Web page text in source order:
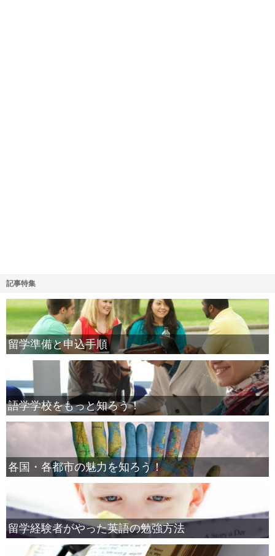
記事特集
留学準備と申込手順
語学学校をもっと知ろう！
各国・各都市の魅力を知ろう！
留学経験者がやった英語の勉強方法